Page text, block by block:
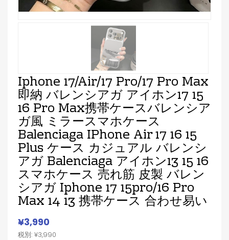
Iphone 17/air/17 Pro/17 Pro Max
即納 バレンシアガ アイホン17 15
16 Pro Max携帯ケースバレンシア
ガ風 ミラースマホケース
Balenciaga IPhone Air 17 16 15
Plus ケース カジュアル バレンシ
アガ Balenciaga アイホン13 15 16
スマホケース 売れ筋 皮製 バレン
シアガ Iphone 17 15pro/16 Pro
Max 14 13 携帯ケース 合わせ易い
¥3,990
税別: ¥3,990